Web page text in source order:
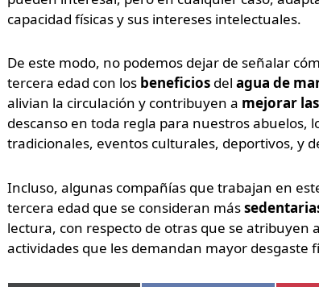
capacidad físicas y sus intereses intelectuales.
De este modo, no podemos dejar de señalar
tercera edad con los beneficiosdel agua de
alivian la circulación y contribuyen a mejorar
descanso en toda regla para nuestros abuelos,
tradicionales, eventos culturales, deportivos, y
Incluso, algunas compañías que trabajan en
tercera edad que se consideran más
lectura, con respecto de otras que se atribuyen
actividades que les demandan mayor desgaste